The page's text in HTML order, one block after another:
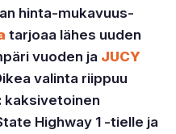
hinta-mukavuus-
tarjoaa lähes uuden
vuoden ja JUCY
valinta riippuu
kaksivetoinen
Highway 1 -tielle ja